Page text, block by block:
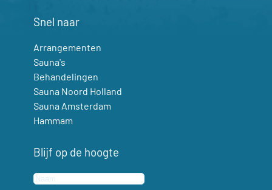
Snel naar
Arrangementen
Sauna's
Behandelingen
Sauna Noord Holland
Sauna Amsterdam
Hammam
Blijf op de hoogte